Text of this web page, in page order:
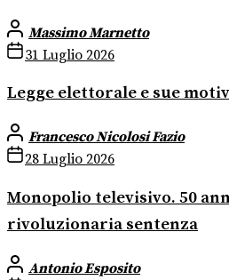
Massimo Marnetto
31 Luglio 2026
Legge elettorale e sue
Francesco Nicolosi Fazio
28 Luglio 2026
Monopolio televisivo. 50
rivoluzionaria sentenza
Antonio Esposito